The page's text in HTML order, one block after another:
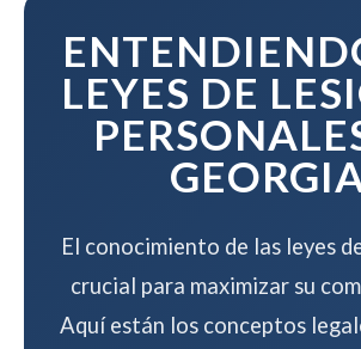
LEYES DE
El conocimiento de las leyes
crucial para maximizar su
Aquí están los conceptos